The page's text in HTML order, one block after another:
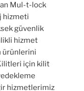
Mul-t-lock
hizmeti
güvenlik
hizmet
ürünlerini
için kilit
hizmetlerimiz